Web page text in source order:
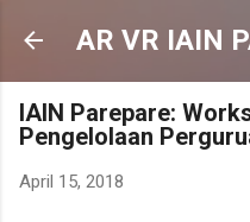
Langsung
AR VR IAIN
IAIN Parepare:
Pengelolaan
April 15, 2018